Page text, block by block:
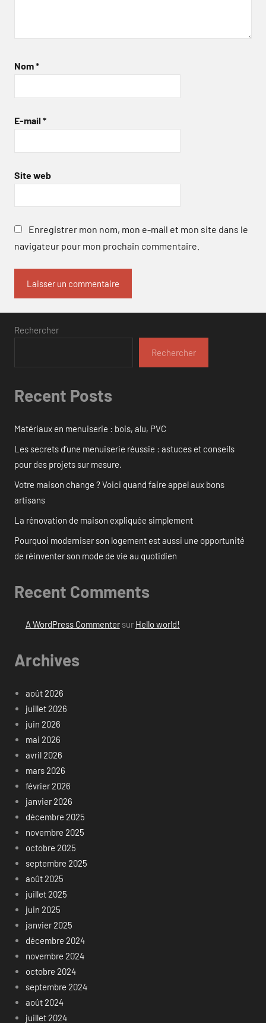
Nom*
E-mail *
Site web
Enregistrer mon nom, mon e-mail et mon site dans le
navigateur pour mon prochain commentaire.
Rechercher
Rechercher
Recent Posts
Matériaux en menuiserie : bois, alu, PVC
Les secrets d’une menuiserie réussie : astuces et conseils
pour des projets sur mesure.
Votre maison change ? Voici quand faire appel aux bons
artisans
La rénovation de maison expliquée simplement
Pourquoi moderniser son logement est aussi une opportunité
de réinventer son mode de vie au quotidien
Recent Comments
A WordPress Commentersur Hello world!
Archives
août 2026
juillet 2026
juin 2026
mai 2026
avril 2026
mars 2026
février 2026
janvier 2026
décembre 2025
novembre 2025
octobre 2025
septembre 2025
août 2025
juillet 2025
juin 2025
janvier 2025
décembre 2024
novembre 2024
octobre 2024
septembre 2024
août 2024
juillet 2024